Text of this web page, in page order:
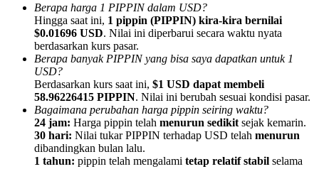
Referensi
Undang teman untuk mendapatkan imbalan tunai
BTC Welcome Rewards
Berapa harga 1 PIPPIN dalam USD?
Hingga saat ini, 1 pippin (PIPPIN) kira-kira bernilai
$0.01696 USD. Nilai ini diperbarui secara waktu nyata
berdasarkan kurs pasar.
Berapa banyak PIPPIN yang bisa saya dapatkan untuk 1
USD?
Berdasarkan kurs saat ini, $1 USD dapat membeli
58.96226415 PIPPIN. Nilai ini berubah sesuai kondisi pasar.
Bagaimana perubahan harga pippin seiring waktu?
24 jam: Harga pippin telah menurun sedikit sejak kemarin.
30 hari: Nilai tukar PIPPIN terhadap USD telah menurun
dibandingkan bulan lalu.
1 tahun: pippin telah mengalami tetap relatif stabil selama